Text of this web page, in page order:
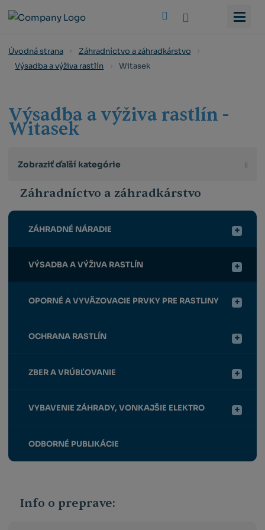
Úvodná strana
Záhradníctvo a záhradkárstvo
Výsadba a výživa rastlín
Witasek
Výsadba a výživa rastlín -
Witasek
Zobraziť ďalší kategórie
Záhradníctvo a záhradkárstvo
ZÁHRADNÉ NÁRADIE
VÝSADBA A VÝŽIVA RASTLÍN
OPORNÉ A VYVÄZOVACIE PRVKY PRE RASTLINY
OCHRANA RASTLÍN
ZBER A VRÚBĽOVANIE
VYBAVENIE ZÁHRADY, VONKAJŠIE ELEKTRO
ODBORNÉ PUBLIKÁCIE
Info o preprave: